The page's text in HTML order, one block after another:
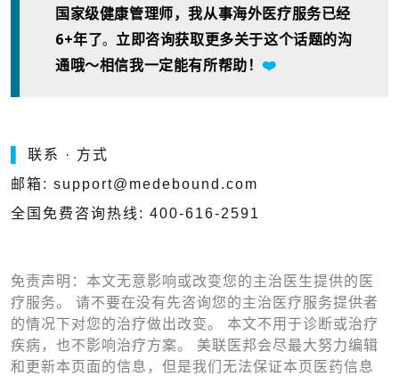
国家级健康管理师，我从事海外医疗服务已经
6+年了。立即咨询获取更多关于这个话题的沟
通哦～相信我一定能有所帮助！❤️
联系 · 方式
邮箱: support@medebound.com
全国免费咨询热线: 400-616-2591
免责声明：本文无意影响或改变您的主治医生提供的医
疗服务。 请不要在没有先咨询您的主治医疗服务提供者
的情况下对您的治疗做出改变。 本文不用于诊断或治疗
疾病，也不影响治疗方案。 美联医邦会尽最大努力编辑
和更新本页面的信息，但是我们无法保证本页医药信息